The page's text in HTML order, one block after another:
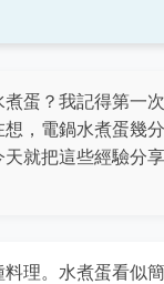
蛋？我記得第一
，電鍋水煮蛋幾
就把這些經驗分
理。水煮蛋看似